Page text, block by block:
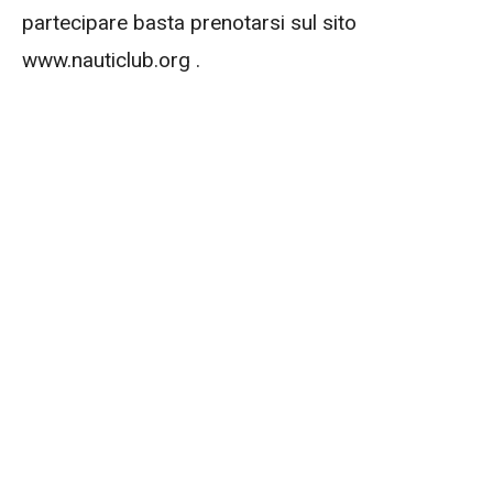
partecipare basta prenotarsi sul sito
www.nauticlub.org .